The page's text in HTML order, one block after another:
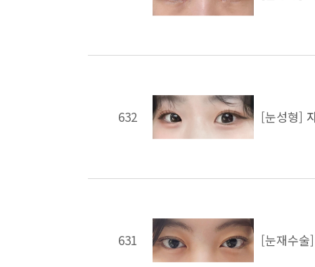
632 [눈성형]
631 [눈재수술]